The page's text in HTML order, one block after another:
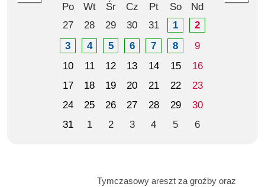
Po Wt Śr Cz Pt So
Nd
27
28 29 30 31 1
2
3
4 5 6 7 8
9
10
11 12 13 14 15
16
17
18 19 20 21 22
23
24
25 26 27 28 29
30
31
1 2 3 4 5 6
Tymczasowy areszt za groźby oraz